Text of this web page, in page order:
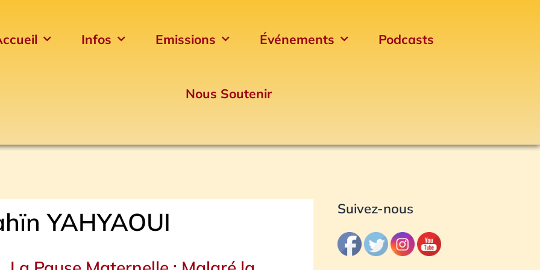
Infos Emissions Événements Podcasts
Nous Soutenir
YAHYAOUI Suivez-nous
Archives